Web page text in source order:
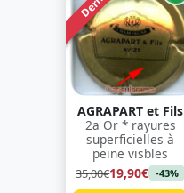
AGRAPART et Fils
2a Or * rayures
superficielles à
peine visbles
35,00€19,90€ -43%